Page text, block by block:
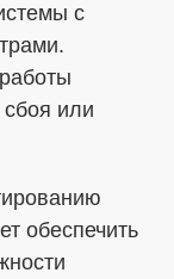
с
сбоя или
обеспечить